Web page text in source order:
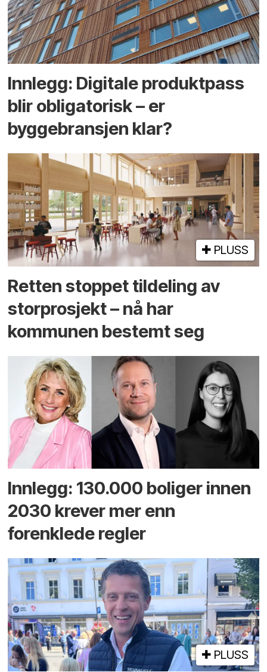
Innlegg: Digitale produktpass
blir obligatorisk – er
byggebransjen klar?
PLUSS
Retten stoppet tildeling av
storprosjekt – nå har
kommunen bestemt seg
Innlegg: 130.000 boliger innen
2030 krever mer enn
forenklede regler
PLUSS